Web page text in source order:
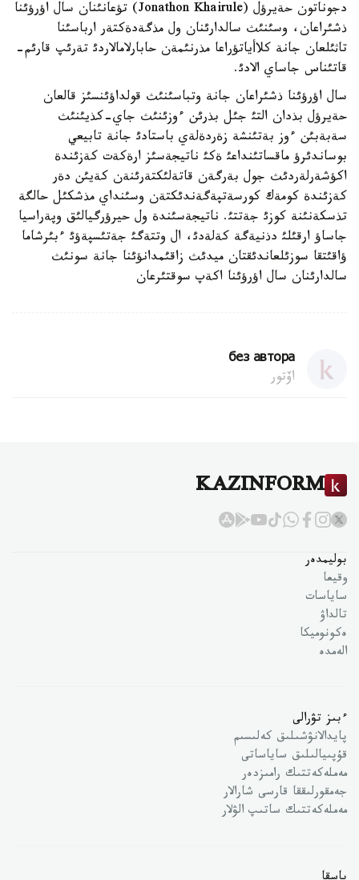
دجوناتون حةيرؤل (Jonathon Khairule) تؤعانئنان سال اؤرؤئنا
ذشئراعان، وسئنئث سالدارئنان ول مذگةدةكتةر ارباسئنا
تاثئلعان جانة كلاأياتؤراعا مذرنئمةن حابارلامالاردئ تةرئپ قارئم-
قاتئناس جاساي الادئ.
سال اؤرؤئنا ذشئراعان جانة وتباسئنئث قولداؤئنسئز قالعان
حةيرؤل بذدان التئ جئل بذرئن ءوزئنئث جاي-كذيئنئث
سةبةبئن ءوز بةتئنشة زةردةلةي باستادئ جانة تابيعي
بوساندئرؤ ماقساتئنداعئ ةكئ ناتيجةسئز ارةكةت كةزئندة
اكؤشةرلةردئث جول بةرگةن قاتةلئكتةرئنةن كةيئن دةر
كةزئندة كومةك كورسةتپةگةندئكتةن وسئنداي مذشكئل حالگة
تذسكةنئنة كوزئ جةتتئ. ناتيجةسئندة ول حيرؤرگيالئق وپةراسيا
جاساؤ ارقئلئ دذنيةگة كةلةدئ، ال وتتةگئ جةتئسپةؤئ ءبئرشاما
ؤاقئتقا سوزئلعاندئقتان ميدئث زاقئمدانؤئنا جانة سونئث
سالدارئنان سال اؤرؤئنا اكةپ سوقتئرعان
без автора
اۆتور
KAZINFORM
بوليمدەر
وقيعا
ساياسات
تالداۋ
ەكونوميكا
الەمدە
ءبىز تۋرالى
پايدالانۋشىلىق كەلىسىم
قۇپىيالىلىق ساياساتى
مەملەكەتتىك رامىزدەر
جەمقورلىققا قارسى شارالار
مەملەكەتتىك ساتىپ الۋلار